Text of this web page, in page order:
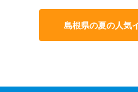
島根県の夏の人気